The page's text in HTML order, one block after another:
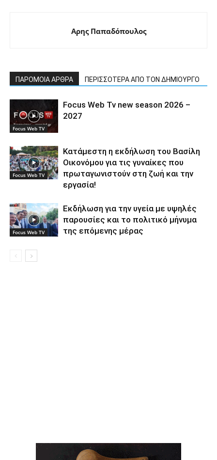
Αρης Παπαδόπουλος
ΠΑΡΟΜΟΙΑ ΑΡΘΡΑ ΠΕΡΙΣΣΟΤΕΡΑ ΑΠΟ ΤΟΝ ΔΗΜΙΟΥΡΓΟ
Focus Web TV
Focus Web Tv new season 2026 –
2027
Focus Web TV
Κατάμεστη η εκδήλωση του Βασίλη
Οικονόμου για τις γυναίκες που
πρωταγωνιστούν στη ζωή και την
εργασία!
Focus Web TV
Εκδήλωση για την υγεία με υψηλές
παρουσίες και το πολιτικό μήνυμα
της επόμενης μέρας